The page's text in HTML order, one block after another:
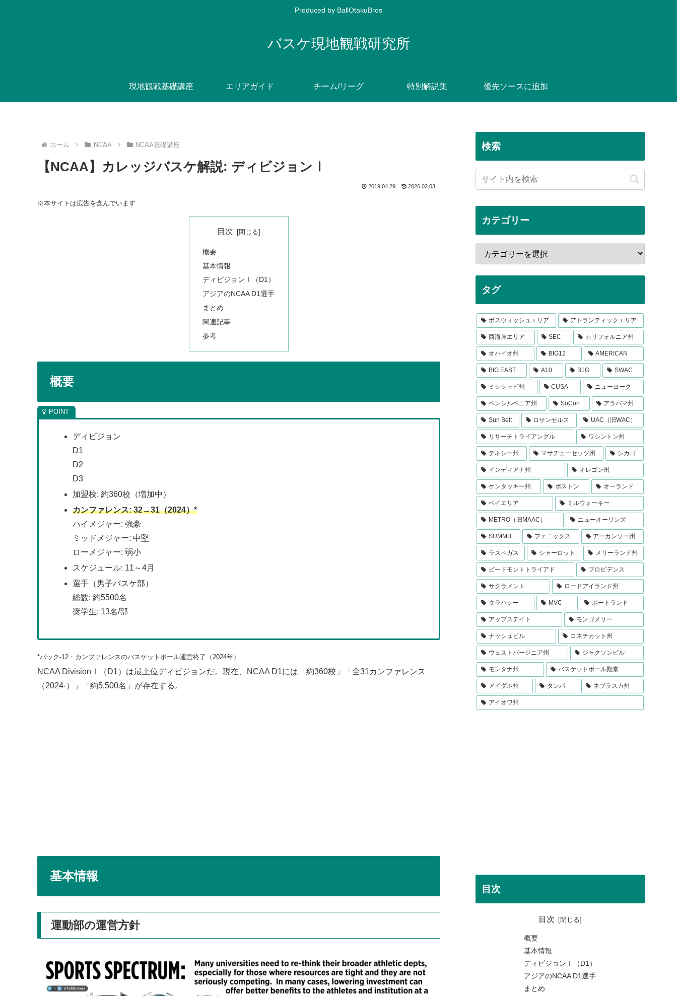
Produced by BallOtakuBros
バスケ現地観戦研究所
現地観戦基礎講座 エリアガイド チーム/リーグ 特別解説集 優先ソースに追加
ホーム NCAA NCAA基礎講座
【NCAA】カレッジバスケ解説: ディビジョンⅠ
2019.04.29 2026.02.03
※本サイトは広告を含んでいます
目次
概要
基本情報
ディビジョンⅠ（D1）
アジアのNCAA D1選手
まとめ
関連記事
参考
概要
ディビジョン
D1
D2
D3
加盟校: 約360校（増加中）
カンファレンス: 32→31（2024）*
ハイメジャー: 強豪
ミッドメジャー: 中堅
ローメジャー: 弱小
スケジュール: 11～4月
選手（男子バスケ部）
総数: 約5500名
奨学生: 13名/部
*パック-12・カンファレンスのバスケットボール運営終了（2024年）
NCAA DivisionⅠ（D1）は最上位ディビジョンだ。現在、NCAA D1には「約360校」「全31カンファレンス
（2024-）」「約5,500名」が存在する。
基本情報
運動部の運営方針
検索
カテゴリー
タグ
ボスウォッシュエリア アトランティックエリア
西海岸エリア SEC カリフォルニア州
オハイオ州 BIG12 AMERICAN
BIG EAST A10 B1G SWAC
ミシシッピ州 CUSA ニューヨーク
ペンシルベニア州 SoCon アラバマ州
Sun Belt ロサンゼルス UAC（旧WAC）
リサーチトライアングル ワシントン州
テネシー州 マサチューセッツ州 シカゴ
インディアナ州 オレゴン州
ケンタッキー州 ボストン オーランド
ベイエリア ミルウォーキー
METRO（旧MAAC） ニューオーリンズ
SUMMIT フェニックス アーカンソー州
ラスベガス シャーロット メリーランド州
ピードモントトライアド プロビデンス
サクラメント ロードアイランド州
タラハシー MVC ポートランド
アップステイト モンゴメリー
ナッシュビル コネチカット州
ウェストバージニア州 ジャクソンビル
モンタナ州 バスケットボール殿堂
アイダホ州 タンパ ネブラスカ州
アイオワ州
目次
目次
概要
基本情報
ディビジョンⅠ（D1）
アジアのNCAA D1選手
まとめ